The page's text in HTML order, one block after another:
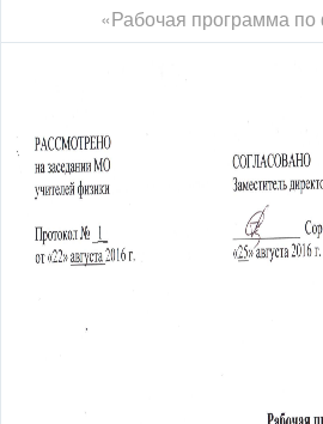
составленная в соответствии с
Важеевская "Физика - 8" ( авторы
В соответствии сошкольным
«Физика» отводится 70 часов (из
Личностные, метапредметные и
содержания курса
«Рабочая программа